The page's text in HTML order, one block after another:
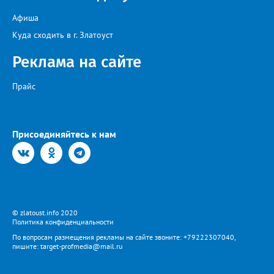
бесперебойное снабжение горючим пожарных, скорых и
общественного транспорта.
Афиша
Куда сходить в г. Златоуст
Реклама на сайте
Прайс
Присоединяйтесь к нам
© zlatoust.info 2020
Политика конфиденциальности
По вопросам размещения рекламы на сайте звоните: +79222307040,
пишите: target-profmedia@mail.ru